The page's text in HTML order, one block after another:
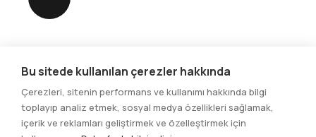
Bu sitede kullanılan çerezler hakkında
Çerezleri, sitenin performans ve kullanımı hakkında bilgi
toplayıp analiz etmek, sosyal medya özellikleri sağlamak,
içerik ve reklamları geliştirmek ve özelleştirmek için